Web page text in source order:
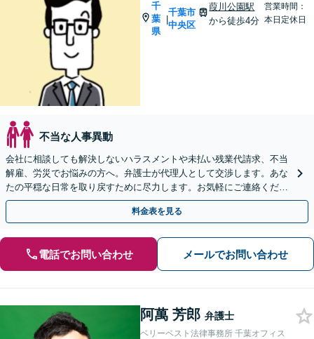
千
葉
県
|
千葉市
中央区
葭川公園駅
から徒歩4分
営業時間：
本日定休日
不当な人事異動
会社に相談しても解決しないハラスメントや未払い残業代請求、不当
解雇、労災でお悩みの方へ。弁護士が代理人として交渉します。あな
たの平穏な日常を取り戻すために尽力します。お気軽にご連絡くださ
い。【事前予約で休日・夜間面談可】
料金表を見る
電話でお問い合わせ メールでお問い合わせ
阿萬 芳郎 弁護士
ベリーベスト法律事務所 千葉オフィス